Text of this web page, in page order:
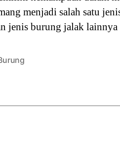
menjadi salah satu
jenis burung jalak